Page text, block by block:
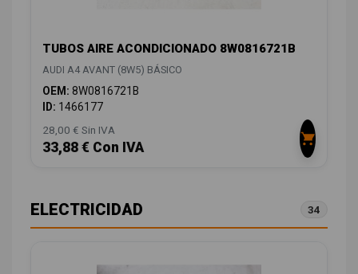
TUBOS AIRE ACONDICIONADO 8W0816721B
AUDI A4 AVANT (8W5) BÁSICO
OEM: 8W0816721B
ID: 1466177
28,00 € Sin IVA
33,88 € Con IVA
ELECTRICIDAD 34